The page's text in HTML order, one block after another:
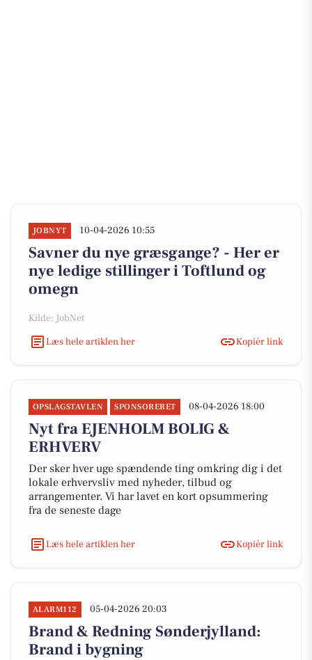
JOBNYT 10-04-2026 10:55
Savner du nye græsgange? - Her er
nye ledige stillinger i Toftlund og
omegn
Kilde: JobNet
Læs hele artiklen her
Kopiér link
OPSLAGSTAVLEN SPONSORERET 08-04-2026 18:00
Nyt fra EJENHOLM BOLIG &
ERHVERV
Der sker hver uge spændende ting omkring dig i det
lokale erhvervsliv med nyheder, tilbud og
arrangementer. Vi har lavet en kort opsummering
fra de seneste dage
Læs hele artiklen her Kopiér link
ALARM112 05-04-2026 20:03
Brand & Redning Sønderjylland:
Brand i bygning